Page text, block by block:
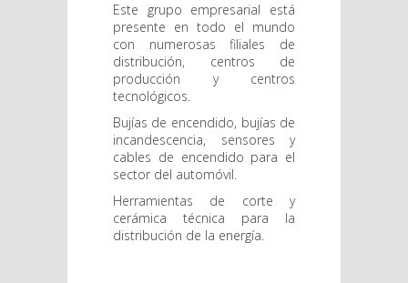
Este grupo empresarial está
presente en todo el mundo
con numerosas filiales de
distribución, centros de
producción y centros
tecnológicos.
Bujías de encendido, bujías de
incandescencia, sensores y
cables de encendido para el
sector del automóvil.
Herramientas de corte y
cerámica técnica para la
distribución de la energía.